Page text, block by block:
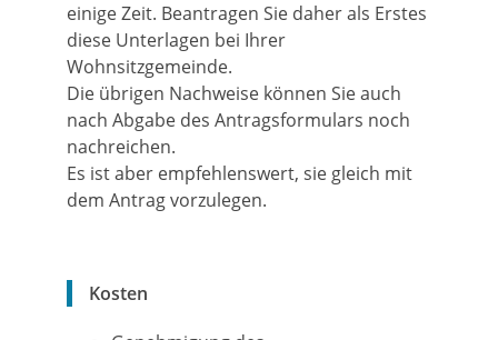
einige Zeit. Beantragen Sie daher als Erstes
diese Unterlagen bei Ihrer
Wohnsitzgemeinde.
Die übrigen Nachweise können Sie auch
nach Abgabe des Antragsformulars noch
nachreichen.
Es ist aber empfehlenswert, sie gleich mit
dem Antrag vorzulegen.
Kosten